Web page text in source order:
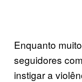
Enquanto
seguidores
instigar a